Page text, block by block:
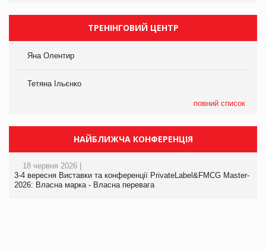
ТРЕНІНГОВИЙ ЦЕНТР
Яна Олентир
Тетяна Ільєнко
повний список
НАЙБЛИЖЧА КОНФЕРЕНЦІЯ
18 червня 2026 |
3-4 вересня Виставки та конференції PrivateLabel&FMCG Master-
2026: Власна марка - Власна перевага